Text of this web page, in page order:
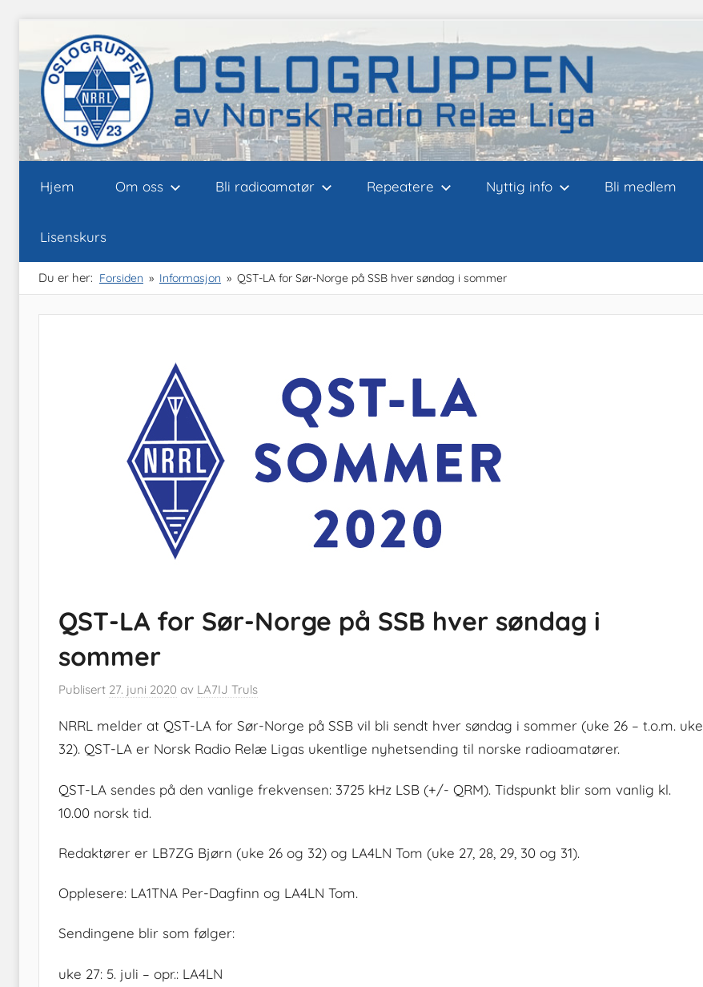
to
content
Oslogruppen
av
NRRL
Hjem Om oss Bli radioamatør Repeatere Nyttig info Bli medlem
Lisenskurs
Du er her: Forsiden Informasjon QST-LA for Sør-Norge på SSB hver søndag i sommer
QST-LA for Sør-Norge på SSB hver søndag i
sommer
Publisert 27. juni 2020 av LA7IJ Truls
NRRL melder at QST-LA for Sør-Norge på SSB vil bli sendt hver søndag i sommer (uke 26 – t.o.m. uke
32). QST-LA er Norsk Radio Relæ Ligas ukentlige nyhetsending til norske radioamatører.
QST-LA sendes på den vanlige frekvensen: 3725 kHz LSB (+/- QRM). Tidspunkt blir som vanlig kl.
10.00 norsk tid.
Redaktører er LB7ZG Bjørn (uke 26 og 32) og LA4LN Tom (uke 27, 28, 29, 30 og 31).
Opplesere: LA1TNA Per-Dagfinn og LA4LN Tom.
Sendingene blir som følger:
uke 27: 5. juli – opr.: LA4LN